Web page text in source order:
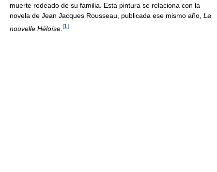
muerte rodeado de su familia. Esta pintura se relaciona con la
novela de Jean Jacques Rousseau, publicada ese mismo año, La
nouvelle Héloïse [1 ]